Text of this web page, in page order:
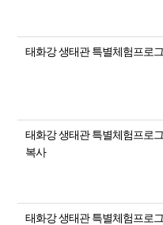
태화강 생태관 특별체험프로
태화강 생태관 특별체험프로
복사
태화강 생태관 특별체험프로